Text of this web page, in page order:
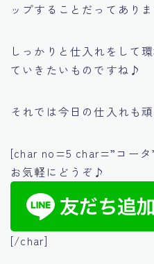
ップすることだってありま
しっかりと仕入れをして
ていきたいものですね♪
それでは今日の仕入れも
[char no=5 char=”コータ
お気軽にどうぞ♪
[/char]